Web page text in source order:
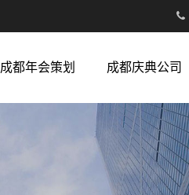
成都年会策划 成都庆典公司